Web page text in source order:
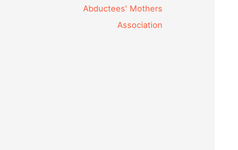
Abductees' Mothers
Association‎